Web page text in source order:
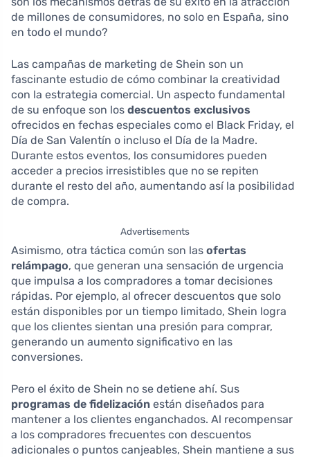
de millones de consumidores, no solo en España, sino
en todo el mundo?
Las campañas de marketing de Shein son un
fascinante estudio de cómo combinar la creatividad
con la estrategia comercial. Un aspecto fundamental
de su enfoque son los descuentos exclusivos
ofrecidos en fechas especiales como el Black Friday, el
Día de San Valentín o incluso el Día de la Madre.
Durante estos eventos, los consumidores pueden
acceder a precios irresistibles que no se repiten
durante el resto del año, aumentando así la posibilidad
de compra.
Advertisements
Asimismo, otra táctica común son las ofertas
relámpago, que generan una sensación de urgencia
que impulsa a los compradores a tomar decisiones
rápidas. Por ejemplo, al ofrecer descuentos que solo
están disponibles por un tiempo limitado, Shein logra
que los clientes sientan una presión para comprar,
generando un aumento significativo en las
conversiones.
Pero el éxito de Shein no se detiene ahí. Sus
programas de fidelización están diseñados para
mantener a los clientes enganchados. Al recompensar
a los compradores frecuentes con descuentos
adicionales o puntos canjeables, Shein mantiene a sus